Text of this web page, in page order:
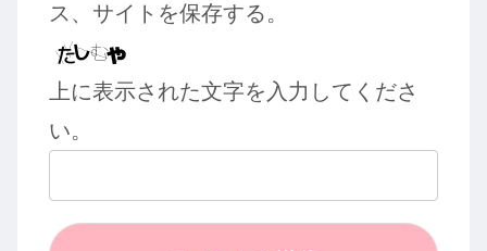
ス、サイトを保存する。
上に表示された文字を入力してくださ
い。